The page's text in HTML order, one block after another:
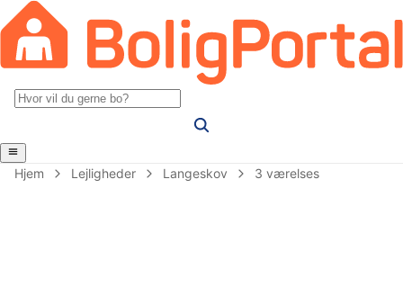
Hjem Lejligheder Langeskov 3 værelses